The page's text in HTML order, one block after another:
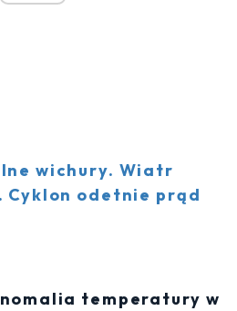
wichury. Wiatr
Cyklon odetnie prąd
temperatury w